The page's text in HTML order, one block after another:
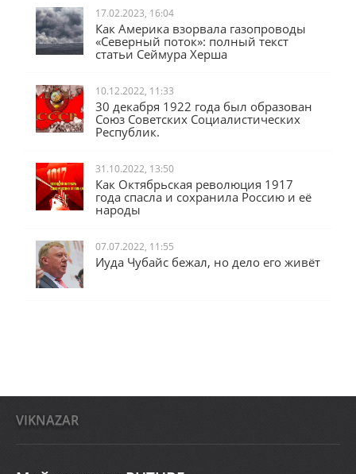
17.02.2023, 16:04
Как Америка взорвала газопроводы
«Северный поток»: полный текст
статьи Сеймура Херша
10.12.2022, 11:33
30 декабря 1922 года был образован
Союз Советских Социалистических
Республик.
31.10.2022, 13:50
Как Октябрьская революция 1917
года спасла и сохранила Россию и её
народы
07.07.2022, 11:55
Иуда Чубайс бежал, но дело его живёт
VIKNAZAR